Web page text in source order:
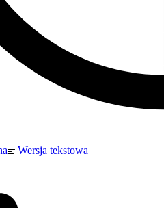
Wersja tekstowa